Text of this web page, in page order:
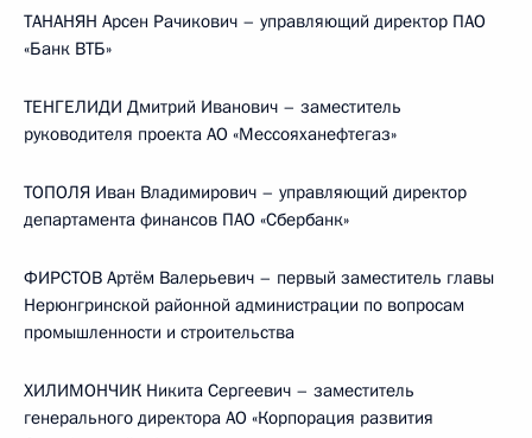
ТАНАНЯН Арсен Рачикович – управляющий директор ПАО
«Банк ВТБ»
ТЕНГЕЛИДИ Дмитрий Иванович – заместитель
руководителя проекта АО «Мессояханефтегаз»
ТОПОЛЯ Иван Владимирович – управляющий директор
департамента финансов ПАО «Сбербанк»
ФИРСТОВ Артём Валерьевич – первый заместитель главы
Нерюнгринской районной администрации по вопросам
промышленности и строительства
ХИЛИМОНЧИК Никита Сергеевич – заместитель
генерального директора АО «Корпорация развития